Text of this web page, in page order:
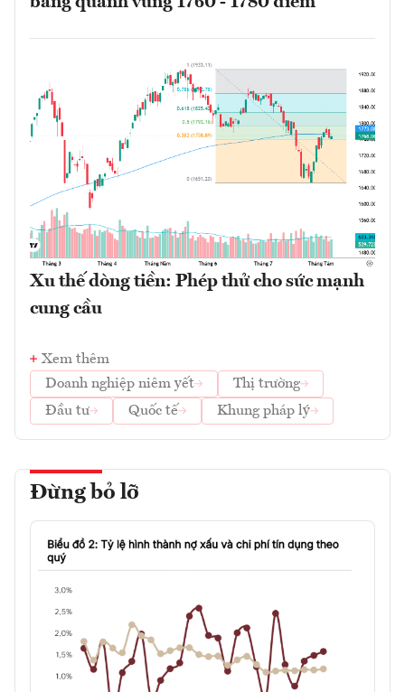
Xu thế dòng tiền: Phép thử cho sức mạnh
cung cầu
Xem thêm
Doanh nghiệp niêm yết
Thị trường
Đầu tư
Quốc tế Khung pháp lý
Đừng bỏ lỡ